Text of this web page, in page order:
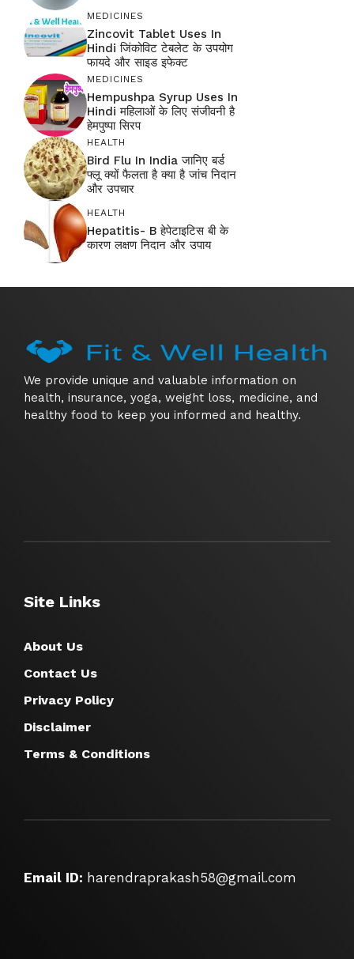
MEDICINES
Zincovit Tablet Uses In
Hindi जिंकोविट टेबलेट के उपयोग
फायदे और साइड इफेक्ट
MEDICINES
Hempushpa Syrup Uses In
Hindi महिलाओं के लिए संजीवनी है
हेमपुष्पा सिरप
HEALTH
Bird Flu In India जानिए बर्ड
फ्लू क्यों फैलता है क्या है जांच निदान
और उपचार
HEALTH
Hepatitis- B हेपेटाइटिस बी के
कारण लक्षण निदान और उपाय
We provide unique and valuable information on
health, insurance, yoga, weight loss, medicine, and
healthy food to keep you informed and healthy.
Site Links
About Us
Contact Us
Privacy Policy
Disclaimer
Terms & Conditions
Email ID: harendraprakash58@gmail.com